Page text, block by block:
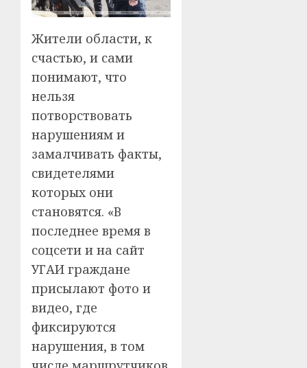
Жители области, к
счастью, и сами
понимают, что
нельзя
потворствовать
нарушениям и
замалчивать факты,
свидетелями
которых они
становятся. «В
последнее время в
соцсети и на сайт
УГАИ граждане
присылают фото и
видео, где
фиксируются
нарушения, в том